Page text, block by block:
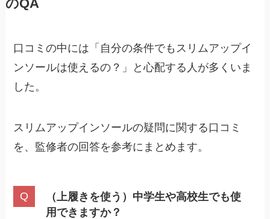
のQA
口コミの中には「自分の条件でもスリムアップイ
ンソールは使えるの？」と心配する人が多くいま
した。
スリムアップインソールの疑問に関する口コミ
を、監修者の回答を参考にまとめます。
（上履きを使う）中学生や高校生でも使
用できますか？